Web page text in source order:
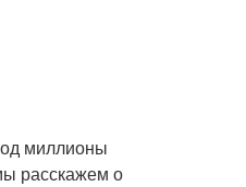
миллионы
расскажем о